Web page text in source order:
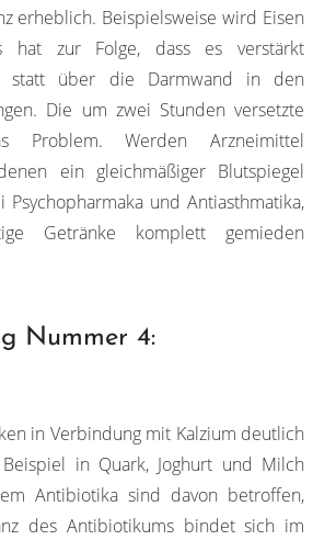
erheblich. Beispielsweise wird Eisen
hat zur Folge, dass es verstärkt
statt über die Darmwand in den
Die um zwei Stunden versetzte
Problem. Werden Arzneimittel
ein gleichmäßiger Blutspiegel
und Antiasthmatika,
Getränke komplett gemieden
Nummer 4:
in Verbindung mit Kalzium deutlich
in Quark, Joghurt und Milch
Antibiotika sind davon betroffen,
des Antibiotikums bindet sich im